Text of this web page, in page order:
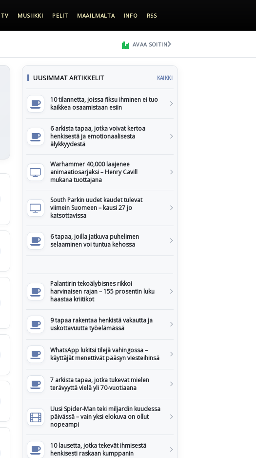
TV MUSIIKKI PELIT MAAILMALTA INFO RSS
AVAA SOITIN
UUSIMMAT ARTIKKELIT KAIKKI
10 tilannetta, joissa fiksu ihminen ei tuo
kaikkea osaamistaan esiin
6 arkista tapaa, jotka voivat kertoa
henkisestä ja emotionaalisesta
älykkyydestä
Warhammer 40,000 laajenee
animaatiosarjaksi – Henry Cavill
mukana tuottajana
South Parkin uudet kaudet tulevat
viimein Suomeen – kausi 27 jo
katsottavissa
6 tapaa, joilla jatkuva puhelimen
selaaminen voi tuntua kehossa
Palantirin tekoälybisnes rikkoi
harvinaisen rajan – 155 prosentin luku
haastaa kriitikot
9 tapaa rakentaa henkistä vakautta ja
uskottavuutta työelämässä
WhatsApp lukitsi tilejä vahingossa –
käyttäjät menettivät pääsyn viesteihinsä
7 arkista tapaa, jotka tukevat mielen
terävyyttä vielä yli 70-vuotiaana
Uusi Spider-Man teki miljardin kuudessa
päivässä – vain yksi elokuva on ollut
nopeampi
10 lausetta, jotka tekevät ihmisestä
henkisesti raskaan kumppanin